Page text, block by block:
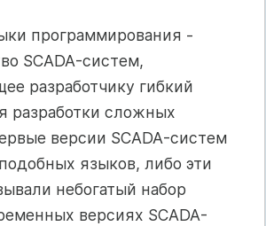
программирования -
SCADA-систем,
разработчику гибкий
разработки сложных
версии SCADA-систем
языков, либо эти
небогатый набор
версиях SCADA-